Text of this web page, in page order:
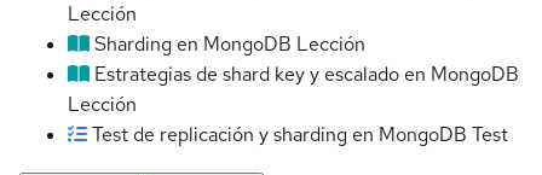
Lección
Sharding en MongoDB Lección
Estrategias de shard key y escalado en MongoDB
Lección
Test de replicación y sharding en MongoDB Test